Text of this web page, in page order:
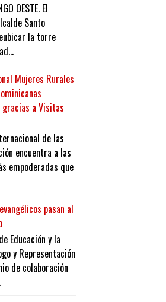
OESTE. El
Santo
la torre
Mujeres Rurales
gracias a Visitas
de las
encuentra a las
empoderadas que
pasan al
Educación y la
y Representación
de colaboración